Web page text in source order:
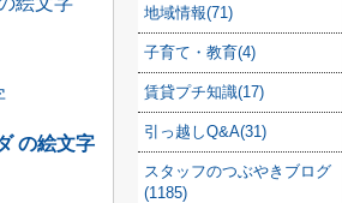
地域情報(71)
子育て・教育(4)
賃貸プチ知識(17)
引っ越しQ&A(31)
スタッフのつぶやきブログ
(1185)